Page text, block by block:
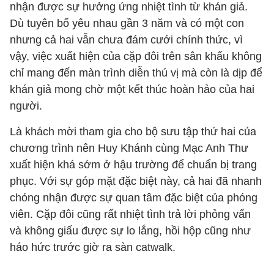
nhận được sự hưởng ứng nhiệt tình từ khán giả.
Dù tuyên bố yêu nhau gần 3 năm và có một con
nhưng cả hai vẫn chưa đám cưới chính thức, vì
vậy, việc xuất hiện của cặp đôi trên sân khấu không
chỉ mang đến màn trình diễn thú vị mà còn là dịp để
khán giả mong chờ một kết thúc hoàn hảo của hai
người.
Là khách mời tham gia cho bộ sưu tập thứ hai của
chương trình nên Huy Khánh cùng Mạc Anh Thư
xuất hiện khá sớm ở hậu trường để chuẩn bị trang
phục. Với sự góp mặt đặc biệt này, cả hai đã nhanh
chóng nhận được sự quan tâm đặc biệt của phóng
viên. Cặp đôi cũng rất nhiệt tình trả lời phỏng vấn
và không giấu được sự lo lắng, hồi hộp cũng như
háo hức trước giờ ra sàn catwalk.